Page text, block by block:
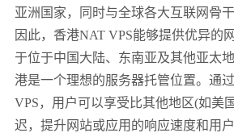
亚洲国家，同时与全球各大互联网骨
因此，香港NAT VPS能够提供优异的
于位于中国大陆、东南亚及其他亚太
港是一个理想的服务器托管位置。通
VPS，用户可以享受比其他地区(如美
迟，提升网站或应用的响应速度和用户